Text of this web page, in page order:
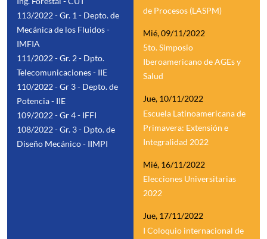
113/2022 - Gr. 1 - Depto. de
Mecánica de los Fluidos -
IMFIA
111/2022 - Gr. 2 - Dpto.
Telecomunicaciones - IIE
110/2022 - Gr 3 - Depto. de
Potencia - IIE
109/2022 - Gr 4 - IFFI
108/2022 - Gr. 3 - Dpto. de
Diseño Mecánico - IIMPI
de Procesos (LASPM)
Mié, 09/11/2022
5to. Simposio
Iberoamericano de AGEs y
Salud
Jue, 10/11/2022
Escuela Latinoamericana de
Primavera: Extensión e
Integralidad 2022
Mié, 16/11/2022
Elecciones Universitarias
2022
Jue, 17/11/2022
I Coloquio internacional de